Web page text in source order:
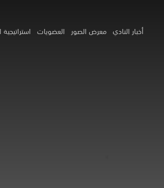
أخبار النادي معرض الصور العضويات استراتيجية